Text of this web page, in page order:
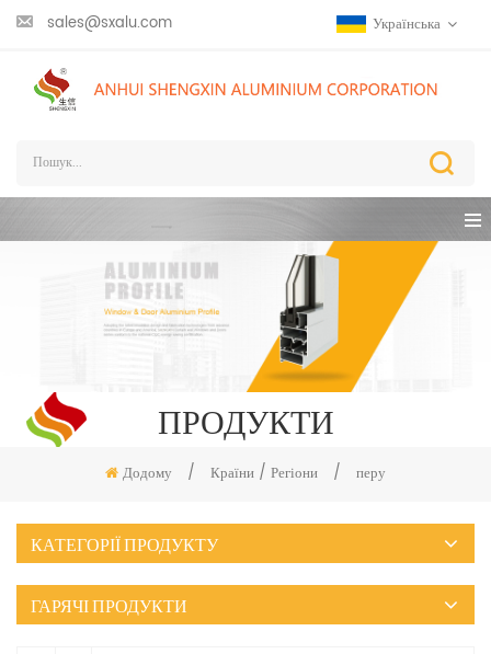
sales@sxalu.com Українська
ПРОДУКТИ
Додому / Країни / Регіони / перу
КАТЕГОРІЇ ПРОДУКТУ
ГАРЯЧІ ПРОДУКТИ